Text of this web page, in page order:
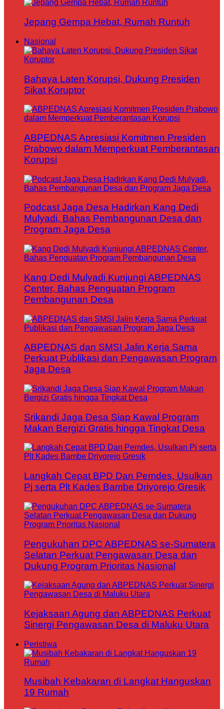
Jepang Gempa Hebat, Rumah Runtuh
Nasional
Bahaya Laten Korupsi, Dukung Presiden
Sikat Koruptor
ABPEDNAS Apresiasi Komitmen Presiden
Prabowo dalam Memperkuat Pemberantasan
Korupsi
Podcast Jaga Desa Hadirkan Kang Dedi
Mulyadi, Bahas Pembangunan Desa dan
Program Jaga Desa
Kang Dedi Mulyadi Kunjungi ABPEDNAS
Center, Bahas Penguatan Program
Pembangunan Desa
ABPEDNAS dan SMSI Jalin Kerja Sama
Perkuat Publikasi dan Pengawasan Program
Jaga Desa
Srikandi Jaga Desa Siap Kawal Program
Makan Bergizi Gratis hingga Tingkat Desa
Langkah Cepat BPD Dan Pemdes, Usulkan
Pj serta Plt Kades Bambe Driyorejo Gresik
Pengukuhan DPC ABPEDNAS se-Sumatera
Selatan Perkuat Pengawasan Desa dan
Dukung Program Prioritas Nasional
Kejaksaan Agung dan ABPEDNAS Perkuat
Sinergi Pengawasan Desa di Maluku Utara
Peristiwa
Musibah Kebakaran di Langkat Hanguskan
19 Rumah